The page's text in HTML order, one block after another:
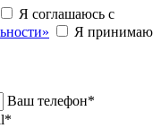
Я соглашаюсь с
Я принимаю
Ваш телефон*
*